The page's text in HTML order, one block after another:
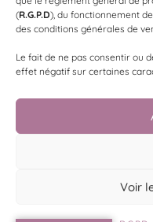
(R.G.P.D), du fonctionnement
des conditions générales de
Le fait de ne pas consentir ou
effet négatif sur certaines
Voir
Président: Geoffrey
Made